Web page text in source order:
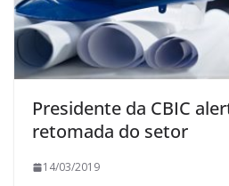
Presidente da CBIC
retomada do setor
14/03/2019